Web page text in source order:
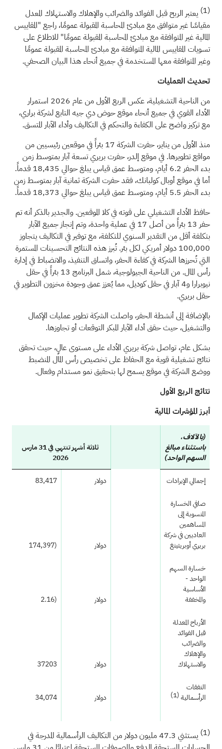
(1) يعتبر الربح قبل الفوائد والضرائب والإهلاك والاستهلاك المعدل
مقياسًا غير متوافق مع مبادئ المحاسبة المقبولة عمومًا، راجع "المقاييس
المالية غير المتوافقة مع مبادئ المحاسبة المقبولة عمومًا" للاطلاع على
تسويات المقاييس المالية المتوافقة مع مبادئ المحاسبة المقبولة عمومًا
وغير المتوافقة معها المستخدمة في جميع أنحاء هذا البيان الصحفي.
تحديث العمليات
من الناحية التشغيلية، عكس الربع الأول من عام 2026 استمرار
الأداء القوي في جميع أنحاء موقع حوض دي جيه التابع لشركة براري،
مع تركيز واضح على الكفاءة والتحكم في التكاليف وأداء الآبار المتسق.
منذ الأول من يناير، حفرت الشركة 17 بئراً في موقعين رئيسيين من
مواقع تطويرها. في موقع إلدر، حفرت بريري تسعة آبار بمتوسط زمن
بدء الحفر 6.2 أيام، ومتوسط عمق قياس يبلغ حوالي 18,435 قدماً.
أما في موقع أوبال كولبانك، فقد حفرت الشركة ثمانية آبار بمتوسط زمن
بدء الحفر 5.5 أيام، ومتوسط عمق قياس يبلغ حوالي 18,373 قدماً.
حافظ الأداء التشغيلي على قوته في كلا الموقعين. والجدير بالذكر أنه تم
حفر 13 بئراً من أصل 17 في عملية واحدة، وتم إنجاز جميع الآبار
بتكلفة أقل من التقدير السنوي للتكلفة، مع توفير في التكاليف يتجاوز
100,000 دولار أمريكي لكل بئر. تُبرز هذه النتائج التحسينات المستمرة
التي تُحرزها الشركة في كفاءة الحفر، واتساق التنفيذ، والانضباط في إدارة
رأس المال. من الناحية الجيولوجية، شمل البرنامج 13 بئراً في حقل
نيوبرارا و4 آبار في حقل كوديل، مما يُعزز عمق وجودة مخزون التطوير في
حقل بريري.
بالإضافة إلى أنشطة الحفر، واصلت الشركة تطوير عمليات الإكمال
والتشغيل، حيث حقق أداء الآبار المبكر التوقعات أو تجاوزها.
بشكل عام، تواصل شركة بريري الأداء على مستوى عالٍ، حيث تحقق
نتائج تشغيلية قوية مع الحفاظ على تخصيص رأس المال المنضبط
ووضع الشركة في موقع يسمح لها بتحقيق نمو مستدام وفعال.
نتائج الربع الأول
أبرز المؤشرات المالية
(بالآلاف،
باستثناء مبالغ
السهم الواحد)
ثلاثة أشهر تنتهي في 31 مارس
2026
إجمالي الإيرادات دولار 83,417
صافي الخسارة
المنسوبة إلى
المساهمين
العاديين في شركة
بريري أوبريتينغ
دولار (174,397
خسارة السهم
الواحد -
الأساسية
والمخففة
دولار (2.16
الأرباح المعدلة
قبل الفوائد
والضرائب
والإهلاك
والاستهلاك
دولار 37203
النفقات
الرأسمالية(1) دولار 34,074
(1)
يستثني 47.3 مليون دولار من التكاليف الرأسمالية المدرجة في